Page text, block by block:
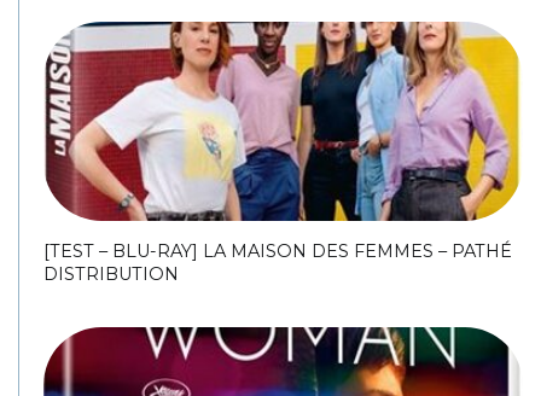
[TEST – BLU-RAY] LA MAISON DES FEMMES – PATHÉ
DISTRIBUTION